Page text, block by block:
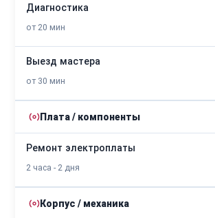
Диагностика
от 20 мин
Выезд мастера
от 30 мин
Плата / компоненты
Ремонт электроплаты
2 часа - 2 дня
Корпус / механика